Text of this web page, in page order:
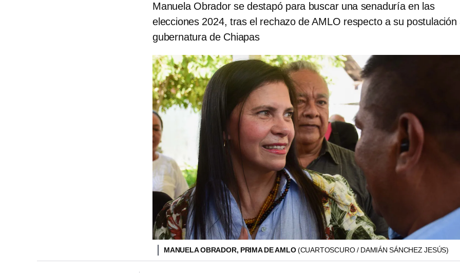
Manuela Obrador se destapó para buscar una senaduría en las
elecciones 2024, tras el rechazo de AMLO respecto a su postulación
gubernatura de Chiapas
MANUELA OBRADOR, PRIMA DE AMLO(CUARTOSCURO / DAMIÁN SÁNCHEZ JESÚS)